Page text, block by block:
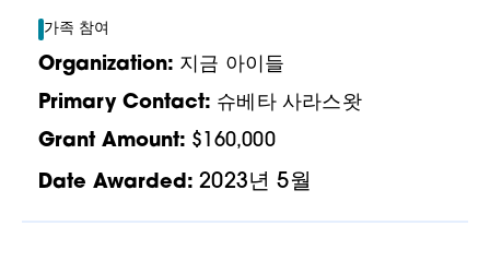
가족 참여
Organization: 지금 아이들
Primary Contact: 슈베타 사라스왓
Grant Amount: $160,000
Date Awarded: 2023년 5월